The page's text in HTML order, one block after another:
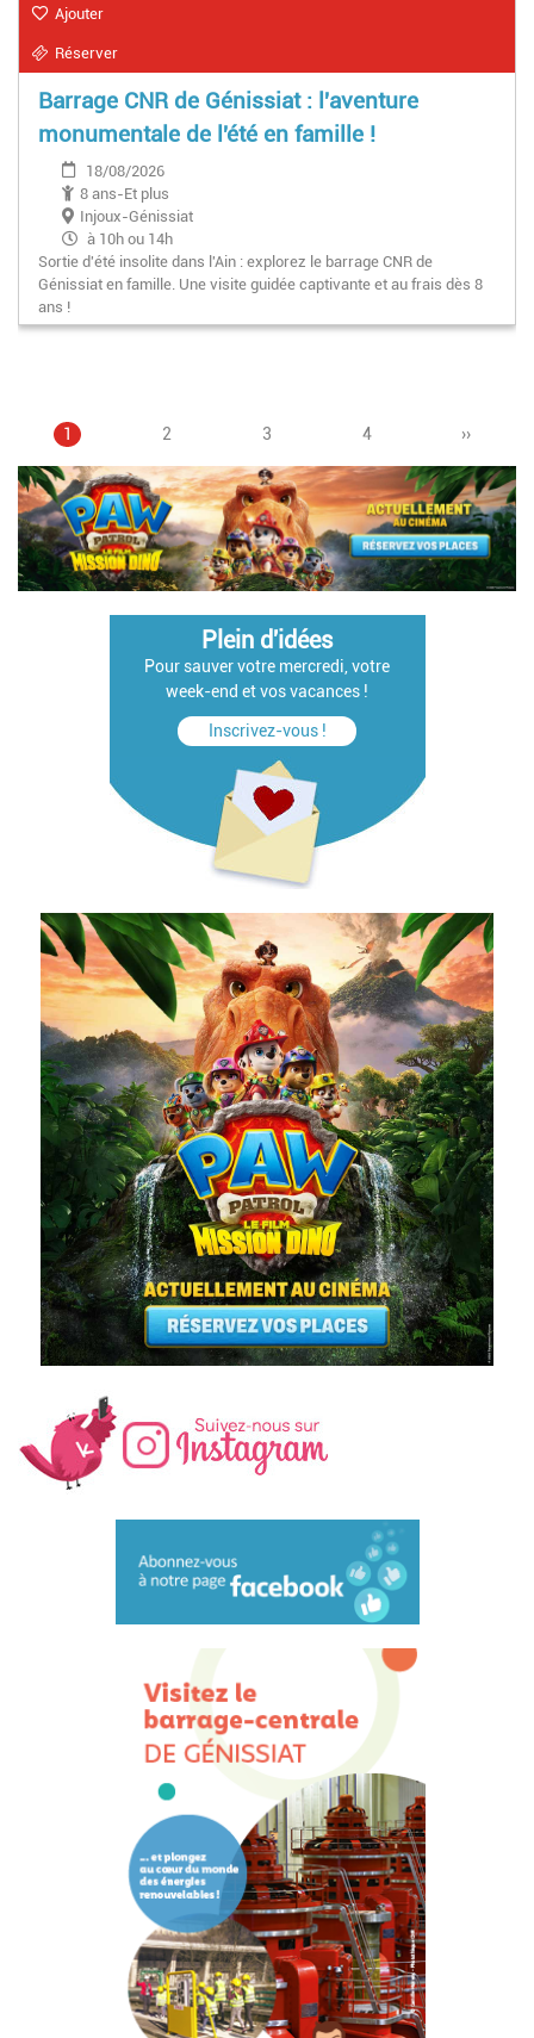
Ajouter
Réserver
Barrage CNR de Génissiat : l'aventure
monumentale de l'été en famille !
18/08/2026
8 ans-Et plus
Injoux-Génissiat
à 10h ou 14h
Sortie d'été insolite dans l'Ain : explorez le barrage CNR de
Génissiat en famille. Une visite guidée captivante et au frais dès 8
ans !
Pagination
Page
1 Page
2 Page
3 Page
4
Page
››
Plein d'idées
Pour sauver votre mercredi, votre
week-end et vos vacances !
Inscrivez-vous !